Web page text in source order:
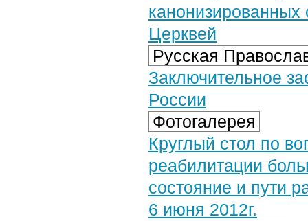
канонизированных
Церквей
Русская
Заключительное
России
Фотогалерея
Круглый стол по
реабилитации
состояние и пути
6 июня 2012г.